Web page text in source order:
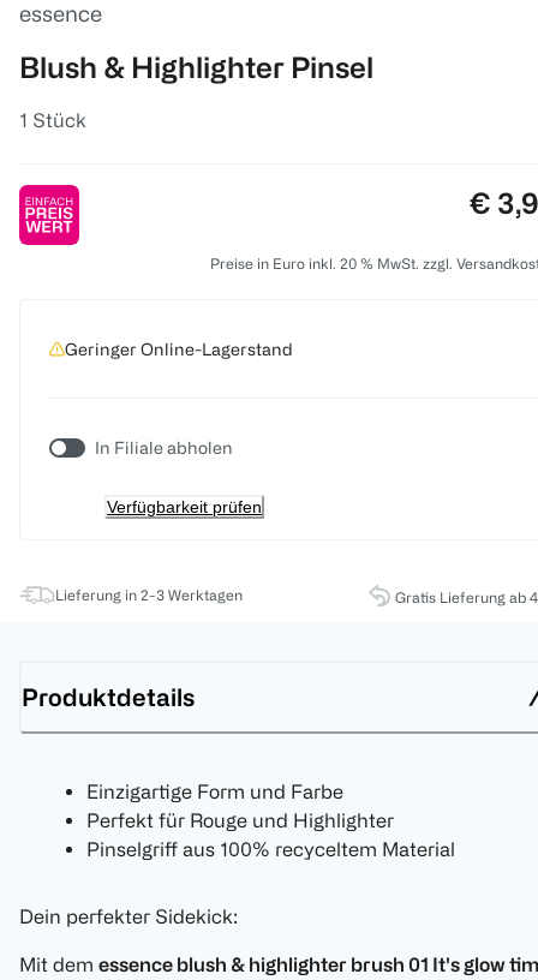
essence
Blush & Highlighter Pinsel
1 Stück
€
Preise in Euro inkl. 20 % MwSt. zzgl.
Geringer Online-Lagerstand
In Filiale abholen
Verfügbarkeit prüfen
Lieferung in 2-3 Werktagen Gratis Lieferung ab
Produktdetails
Einzigartige Form und Farbe
Perfekt für Rouge und Highlighter
Pinselgriff aus 100% recyceltem Material
Dein perfekter Sidekick:
Mit dem essence blush & highlighter brush 01 It's glow